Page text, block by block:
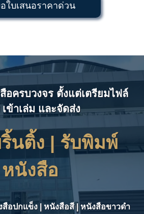
ใบเสนอราคาด่วน
อครบวงจร ตั้งแต่เตรียมไฟล์
ข้าเล่ม และจัดส่ง
นติ้ง | รับพิมพ์
หนังสือ
อปกแข็ง | หนังสือสี | หนังสือขาวดำ